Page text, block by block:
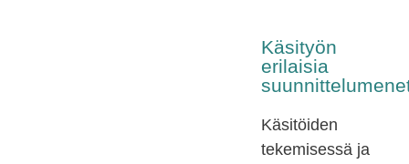
Käsityön
erilaisia
Käsitöiden
tekemisessä ja